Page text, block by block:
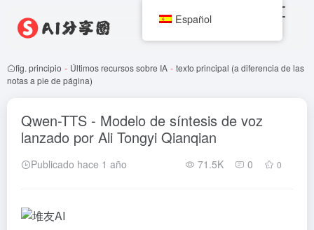
fig. principio - Últimos recursos sobre IA - texto principal (a diferencia de las
notas a pie de página)
Qwen-TTS - Modelo de síntesis de voz
lanzado por Ali Tongyi Qianqian
Publicado hace 1 año 71.5K 0 0
Español